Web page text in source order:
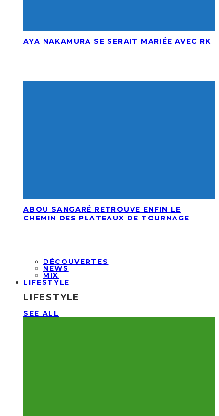
AYA NAKAMURA SE SERAIT MARIÉE AVEC RK
ABOU SANGARÉ RETROUVE ENFIN LE
CHEMIN DES PLATEAUX DE TOURNAGE
DÉCOUVERTES
NEWS
MIX
LIFESTYLE
LIFESTYLE
SEE ALL